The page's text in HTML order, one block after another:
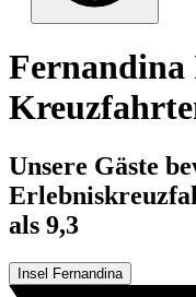
Fernandina
Unsere Gäste
als 9,3
Insel Fernandina